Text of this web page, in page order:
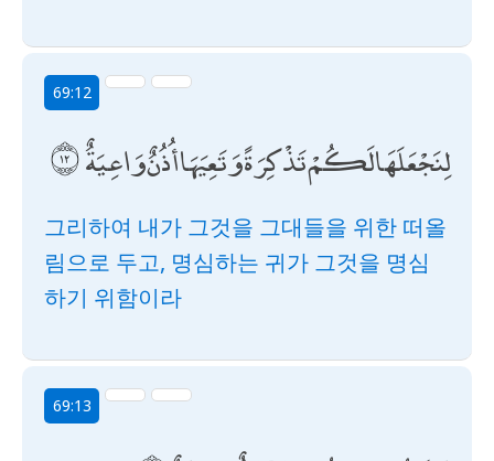
69:12
لِنَجْعَلَهَا لَكُمْ تَذْكِرَةً وَتَعِيَهَا أُذُنٌ وَاعِيَةٌ
그리하여 내가 그것을 그대들을 위한 떠올
림으로 두고, 명심하는 귀가 그것을 명심
하기 위함이라
69:13